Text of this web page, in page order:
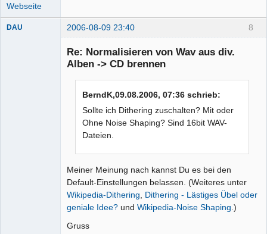
Webseite
8
DAU 2006-08-09 23:40
Re: Normalisieren von Wav aus div.
Alben -> CD brennen
BerndK,09.08.2006, 07:36 schrieb:
Sollte ich Dithering zuschalten? Mit oder
Ohne Noise Shaping? Sind 16bit WAV-
Dateien.
Meiner Meinung nach kannst Du es bei den
Default-Einstellungen belassen. (Weiteres unter
Wikipedia-Dithering
Dithering - Lästiges Übel oder
geniale Idee? und Wikipedia-Noise Shaping .)
Gruss